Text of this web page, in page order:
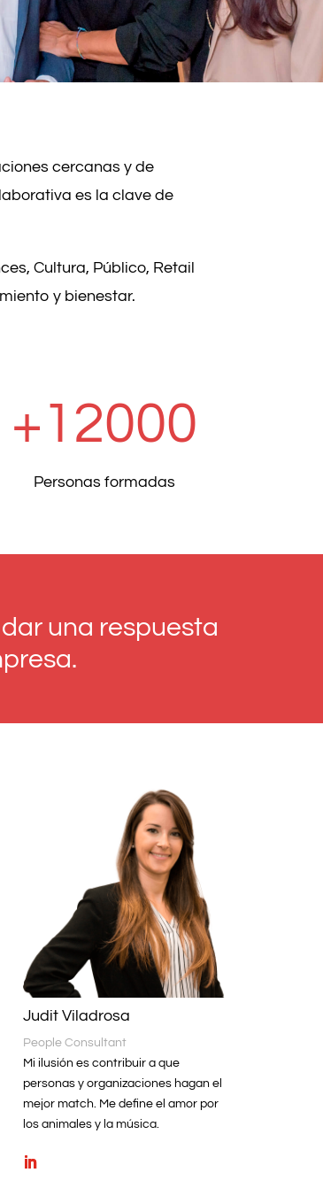
cercanas y de
es la clave de
Cultura, Público, Retail
y bienestar.
+12000
Personas formadas
una respuesta
Judit Viladrosa
People Consultant
Mi ilusión es contribuir a que
personas y organizaciones hagan el
mejor match. Me define el amor por
los animales y la música.